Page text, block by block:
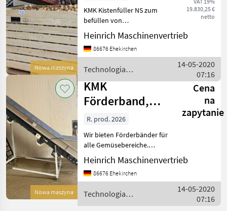
Nowa maszyna
NS2
19.830,25 €
netto
KMK Kistenfüller NS zum
befüllen von
Standardkisten mit einer
breite von 1400 - 1800mm
Wahlweise auch als
kleine Kistenfüller für
Jederm
Heinrich Maschinenvertrieb
86676 Ehekirchen
Technologia
ziemniaczana / KMK
14-05-2020
07:16
Nowa maszyna
KMK
Förderband,
Muldenband,
Steigband,
Flachband, Tr
Cena
na
zapytanie
R. prod. 2026
Wir bieten Förderbänder für
alle Gemüsebereiche.
Steigbänder, Flachbänder,
Flexowellgurt,
Supergripgurt,
Muldenbänder usw. Rufen
sie uns ei
Heinrich Maschinenvertrieb
86676 Ehekirchen
Technologia
ziemniaczana / KMK
14-05-2020
07:16